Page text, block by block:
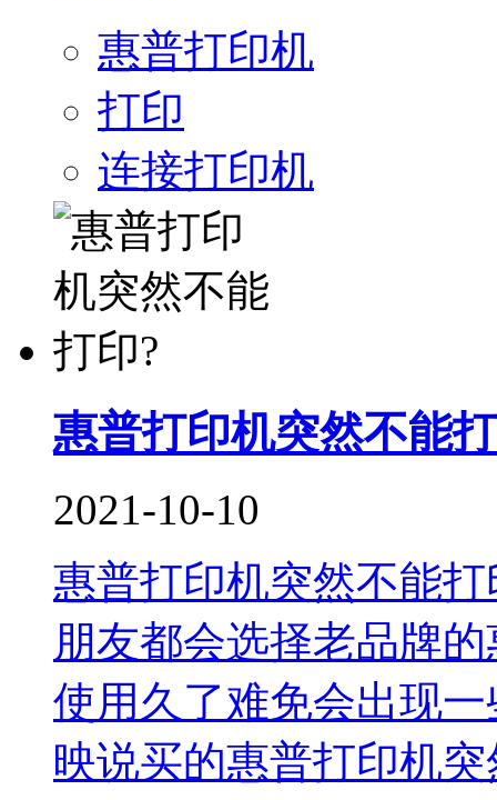
惠普打印机
打印
连接打印机
惠普打印机突然不能
2021-10-10
惠普打印机突然不能
朋友都会选择老品牌
使用久了难免会出现
映说买的惠普打印机